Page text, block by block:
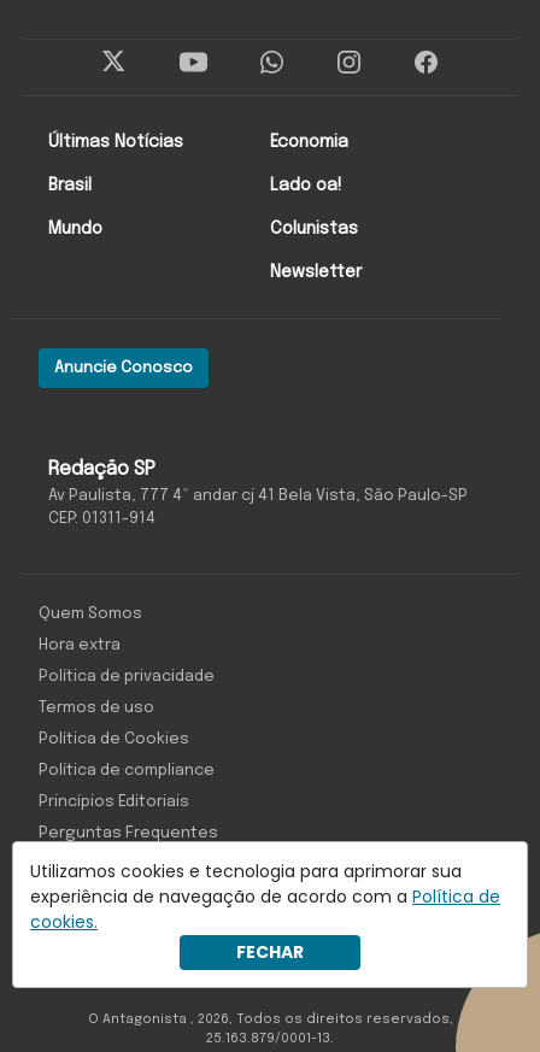
Utilizamos cookies e tecnologia para aprimorar sua
experiência de navegação de acordo com a Política de
cookies.
FECHAR
Redação SP
Av Paulista, 777 4º andar cj 41 Bela Vista, São Paulo-SP
CEP: 01311-914
Anuncie Conosco
Últimas Notícias
Brasil
Mundo
Economia
Lado oa!
Colunistas
Newsletter
Com inteligência e tecnologia:
Object1ve - Marketing Solution
Quem Somos
Hora extra
Política de privacidade
Termos de uso
Política de Cookies
Política de compliance
Princípios Editoriais
Perguntas Frequentes
O Antagonista , 2026, Todos os direitos reservados,
25.163.879/0001-13.